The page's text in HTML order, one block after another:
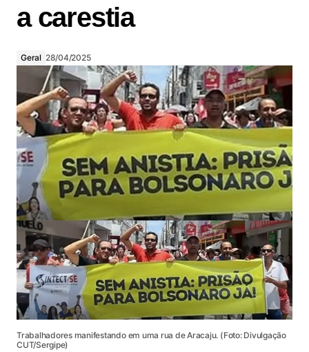
a carestia
Geral 28/04/2025
Trabalhadores manifestando em uma rua de Aracaju. (Foto: Divulgação
CUT/Sergipe)